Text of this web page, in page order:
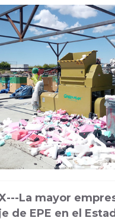
La mayor
de EPE en el